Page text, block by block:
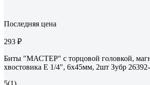
Последняя цена
293 ₽
Биты "МАСТЕР" с торцовой головкой,
хвостовика E 1/4", 6х45мм, 2шт Зубр